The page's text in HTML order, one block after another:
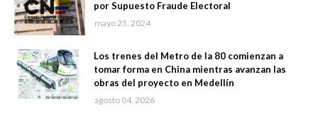
por Supuesto Fraude Electoral
mayo 25, 2024
Los trenes del Metro de la 80 comienzan a
tomar forma en China mientras avanzan las
obras del proyecto en Medellín
agosto 04, 2026